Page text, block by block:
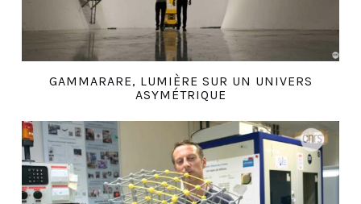
GAMMARARE, LUMIÈRE SUR UN UNIVERS
ASYMÉTRIQUE